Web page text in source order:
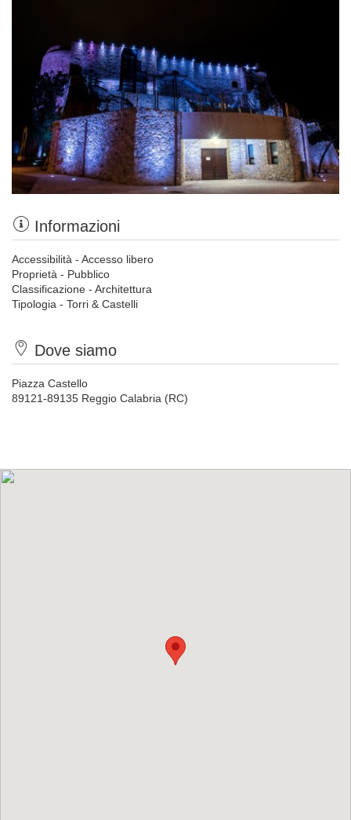
Informazioni
Accessibilità - Accesso libero
Proprietà - Pubblico
Classificazione - Architettura
Tipologia - Torri & Castelli
Dove siamo
Piazza Castello
89121-89135 Reggio Calabria (RC)